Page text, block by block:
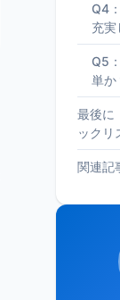
Q4
充実
Q5
単か
最後に
ックリ
関連記